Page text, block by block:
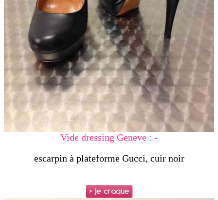
Vide dressing Geneve : -
escarpin à plateforme Gucci, cuir noir